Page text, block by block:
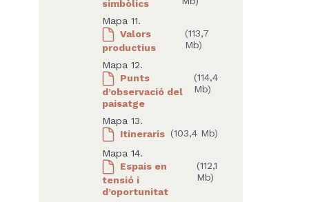
simbòlics
Mapa 11.
Valors
productius
(113,7
Mb)
Mapa 12.
Punts
d’observació del
paisatge
(114,4
Mb)
Mapa 13.
Itineraris (103,4 Mb)
Mapa 14.
Espais en
tensió i
d’oportunitat
(112,1
Mb)